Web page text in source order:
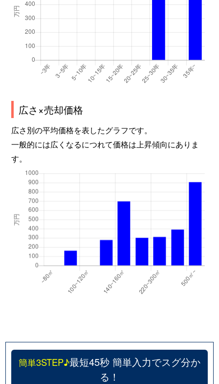
広さ×売却価格
広さ別の平均価格を表したグラフです。
一般的には広くなるにつれて価格は上昇傾向にありま
す。
簡単3STEP♪最短45秒 簡単入力でスグ分か
る！